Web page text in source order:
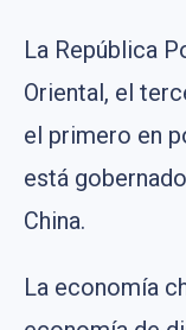
La República
Oriental, el
el primero en
está
China.
La economía